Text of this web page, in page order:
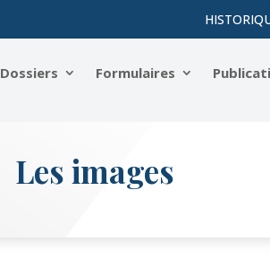
Dossiers Formulaires
Les images